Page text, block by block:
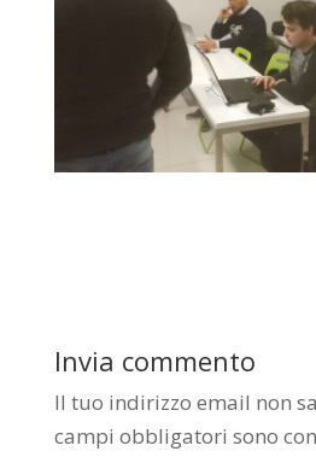
Invia commento
Il tuo indirizzo email non
campi obbligatori sono